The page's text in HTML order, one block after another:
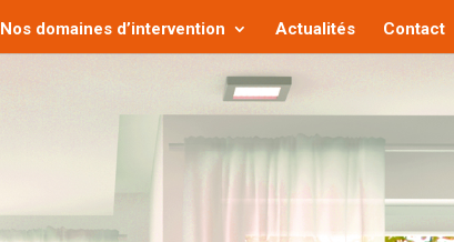
Nos domaines d’intervention Actualités Contact